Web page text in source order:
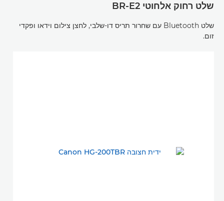
שלט רחוק אלחוטי BR-E2
שלט Bluetooth עם שחרור תריס דו-שלבי, לחצן צילום וידאו ופקדי
זום.